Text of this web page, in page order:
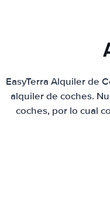
EasyTerra Alquiler de
alquiler de coches.
coches, por lo cual